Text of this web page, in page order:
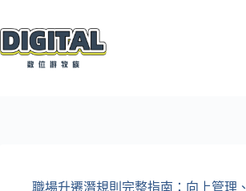
至
主
職場升遷潛規則完整指南：向上管理